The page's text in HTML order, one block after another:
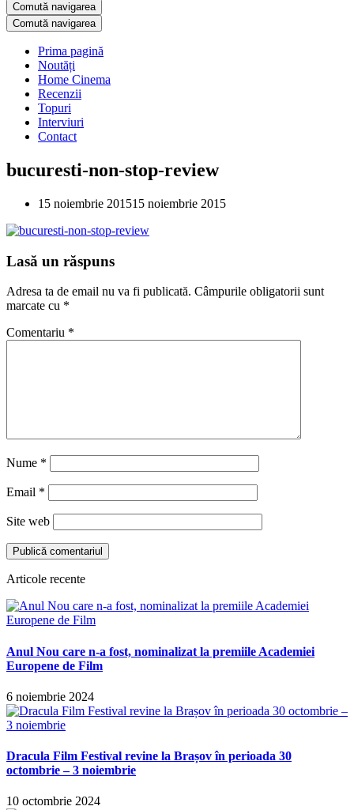
Comută navigarea
Comută navigarea
Prima pagină
Noutăți
Home Cinema
Recenzii
Topuri
Interviuri
Contact
bucuresti-non-stop-review
15 noiembrie 201515 noiembrie 2015
Lasă un răspuns
Adresa ta de email nu va fi publicată. Câmpurile obligatorii sunt
marcate cu *
Comentariu *
Nume *
Email *
Site web
Articole recente
Anul Nou care n-a fost, nominalizat la premiile Academiei
Europene de Film
6 noiembrie 2024
Dracula Film Festival revine la Brașov în perioada 30
octombrie – 3 noiembrie
10 octombrie 2024